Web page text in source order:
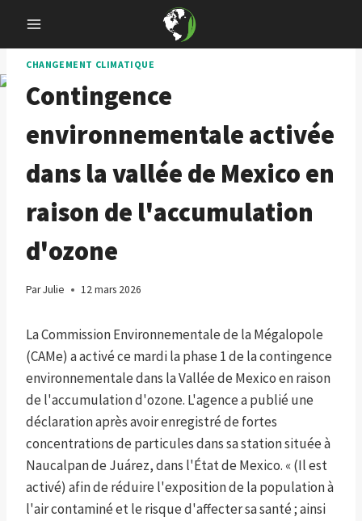
content
CHANGEMENT CLIMATIQUE
Contingence
environnementale activée
dans la vallée de Mexico en
raison de l'accumulation
d'ozone
ParJulie 12 mars 2026
La Commission Environnementale de la Mégalopole
(CAMe) a activé ce mardi la phase 1 de la contingence
environnementale dans la Vallée de Mexico en raison
de l'accumulation d'ozone. L'agence a publié une
déclaration après avoir enregistré de fortes
concentrations de particules dans sa station située à
Naucalpan de Juárez, dans l'État de Mexico. « (Il est
activé) afin de réduire l'exposition de la population à
l'air contaminé et le risque d'affecter sa santé ; ainsi